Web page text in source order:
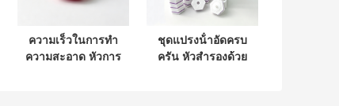
ความเร็วในการทํา
ความสะอาด หัวการ
ชุดแปรงน้ําอัดครบ
ครัน หัวสํารองด้วย